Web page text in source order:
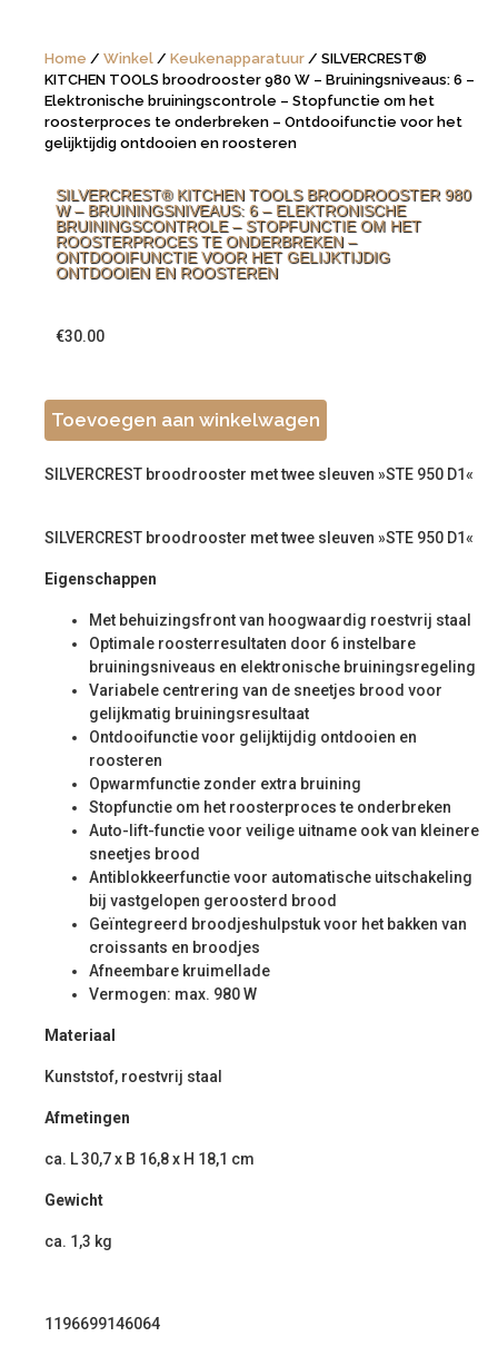
Home / Winkel / Keukenapparatuur / SILVERCREST®
KITCHEN TOOLS broodrooster 980 W – Bruiningsniveaus: 6 –
Elektronische bruiningscontrole – Stopfunctie om het
roosterproces te onderbreken – Ontdooifunctie voor het
gelijktijdig ontdooien en roosteren
SILVERCREST® KITCHEN TOOLS BROODROOSTER 980
W – BRUININGSNIVEAUS: 6 – ELEKTRONISCHE
BRUININGSCONTROLE – STOPFUNCTIE OM HET
ROOSTERPROCES TE ONDERBREKEN –
ONTDOOIFUNCTIE VOOR HET GELIJKTIJDIG
ONTDOOIEN EN ROOSTEREN
€30.00
Toevoegen aan winkelwagen
SILVERCREST broodrooster met twee sleuven »STE 950 D1«
SILVERCREST broodrooster met twee sleuven »STE 950 D1«
Eigenschappen
Met behuizingsfront van hoogwaardig roestvrij staal
Optimale roosterresultaten door 6 instelbare
bruiningsniveaus en elektronische bruiningsregeling
Variabele centrering van de sneetjes brood voor
gelijkmatig bruiningsresultaat
Ontdooifunctie voor gelijktijdig ontdooien en
roosteren
Opwarmfunctie zonder extra bruining
Stopfunctie om het roosterproces te onderbreken
Auto-lift-functie voor veilige uitname ook van kleinere
sneetjes brood
Antiblokkeerfunctie voor automatische uitschakeling
bij vastgelopen geroosterd brood
Geïntegreerd broodjeshulpstuk voor het bakken van
croissants en broodjes
Afneembare kruimellade
Vermogen: max. 980 W
Materiaal
Kunststof, roestvrij staal
Afmetingen
ca. L 30,7 x B 16,8 x H 18,1 cm
Gewicht
ca. 1,3 kg
1196699146064